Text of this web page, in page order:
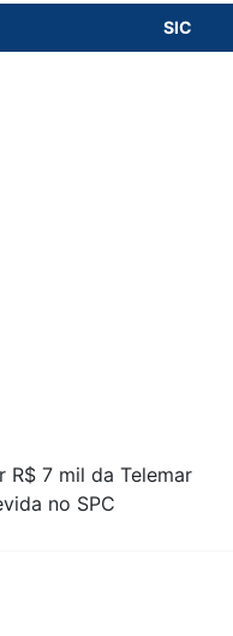
SIC
R$ 7 mil da Telemar
no SPC